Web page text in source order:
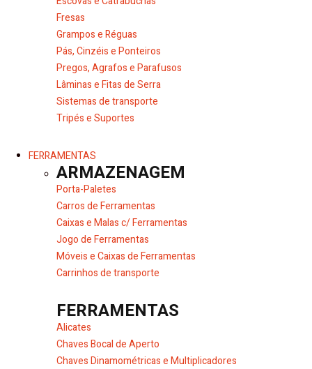
Fresas
Grampos e Réguas
Pás, Cinzéis e Ponteiros
Pregos, Agrafos e Parafusos
Lâminas e Fitas de Serra
Sistemas de transporte
Tripés e Suportes
FERRAMENTAS
ARMAZENAGEM
Porta-Paletes
Carros de Ferramentas
Caixas e Malas c/ Ferramentas
Jogo de Ferramentas
Móveis e Caixas de Ferramentas
Carrinhos de transporte
FERRAMENTAS
Alicates
Chaves Bocal de Aperto
Chaves Dinamométricas e Multiplicadores